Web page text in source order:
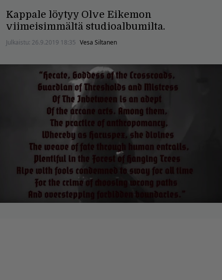
Kappale löytyy Olve Eikemon
viimeisimmältä studioalbumilta.
Julkaistu: 26.9.2019 18:35 Vesa Siltanen